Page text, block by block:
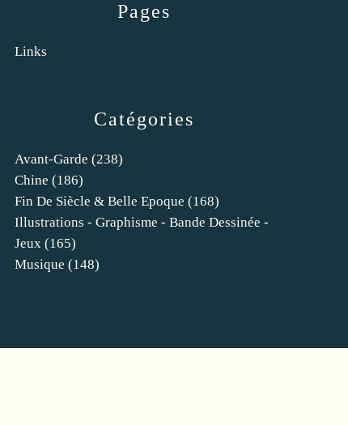
Catégories
Avant-Garde (238)
Chine (186)
Fin De Siècle & Belle Epoque (168)
Illustrations - Graphisme - Bande Dessinée -
Jeux (165)
Musique (148)
Pages
Links